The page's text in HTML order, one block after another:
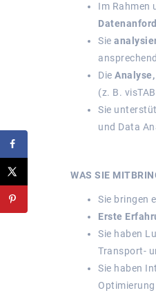
Im Rahmen
Sie
Die
(z. B.
Sie
und Data
WAS SIE
Sie bringen
Erste
Sie haben
Transport-
Sie haben